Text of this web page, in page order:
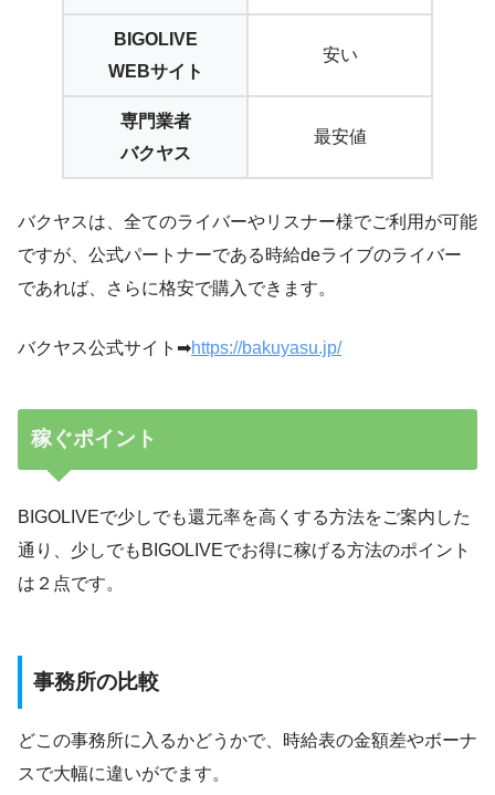
BIGOLIVE
WEBサイト
安い
専門業者
バクヤス
最安値
バクヤスは、全てのライバーやリスナー様でご利用が可能
ですが、公式パートナーである時給deライブのライバー
であれば、さらに格安で購入できます。
バクヤス公式サイト➡https://bakuyasu.jp/
稼ぐポイント
BIGOLIVEで少しでも還元率を高くする方法をご案内した
通り、少しでもBIGOLIVEでお得に稼げる方法のポイント
は２点です。
事務所の比較
どこの事務所に入るかどうかで、時給表の金額差やボーナ
スで大幅に違いがでます。